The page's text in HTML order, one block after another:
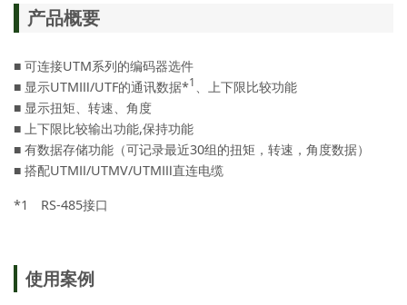
产品概要
■ 可连接UTM系列的编码器选件
■ 显示UTMⅢ/UTF的通讯数据*1、上下限比较功能
■ 显示扭矩、转速、角度
■ 上下限比较输出功能,保持功能
■ 有数据存储功能（可记录最近30组的扭矩，转速，角度数据）
■ 搭配UTMⅡ/UTMV/UTMⅢ直连电缆
*1 RS-485接口
使用案例